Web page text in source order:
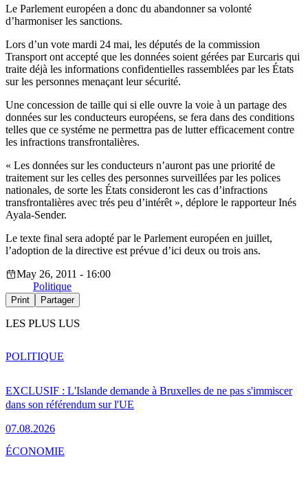
Le Parlement européen a donc du abandonner sa volonté
d’harmoniser les sanctions.
Lors d’un vote mardi 24 mai, les députés de la commission
Transport ont accepté que les données soient gérées par Eurcaris qui
traite déjà les informations confidentielles rassemblées par les États
sur les personnes menaçant leur sécurité.
Une concession de taille qui si elle ouvre la voie à un partage des
données sur les conducteurs européens, se fera dans des conditions
telles que ce systéme ne permettra pas de lutter efficacement contre
les infractions transfrontalières.
« Les données sur les conducteurs n’auront pas une priorité de
traitement sur les celles des personnes surveillées par les polices
nationales, de sorte les États consideront les cas d’infractions
transfrontalières avec trés peu d’intérêt », déplore le rapporteur Inés
Ayala-Sender.
Le texte final sera adopté par le Parlement européen en juillet,
l’adoption de la directive est prévue d’ici deux ou trois ans.
May 26, 2011 - 16:00
Politique
Print Partager
LES PLUS LUS
EXCLUSIF : L'Islande demande à Bruxelles de ne pas s'immiscer
dans son référendum sur l'UE
07.08.2026
POLITIQUE
ÉCONOMIE